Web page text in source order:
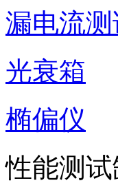
漏电流测
光衰箱
椭偏仪
性能测